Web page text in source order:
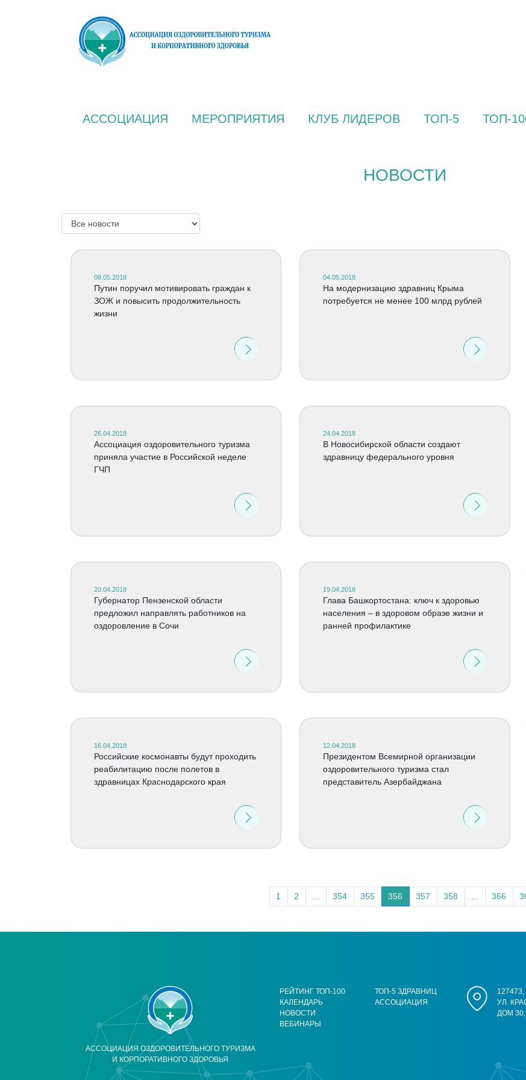
АССОЦИАЦИЯ МЕРОПРИЯТИЯ КЛУБ ЛИДЕРОВ ТОП-5 ТОП-
НОВОСТИ
08.05.2018
Путин поручил мотивировать граждан к
ЗОЖ и повысить продолжительность
жизни
04.05.2018
На модернизацию здравниц Крыма
потребуется не менее 100 млрд рублей
26.04.2018
Ассоциация оздоровительного туризма
приняла участие в Российской неделе
ГЧП
24.04.2018
В Новосибирской области создают
здравницу федерального уровня
20.04.2018
Губернатор Пензенской области
предложил направлять работников на
оздоровление в Сочи
19.04.2018
Глава Башкортостана: ключ к здоровью
населения – в здоровом образе жизни и
ранней профилактике
16.04.2018
Российские космонавты будут проходить
реабилитацию после полетов в
здравницах Краснодарского края
12.04.2018
Президентом Всемирной организации
оздоровительного туризма стал
представитель Азербайджана
1 2 354 355 356 357 358 366
АССОЦИАЦИЯ ОЗДОРОВИТЕЛЬНОГО ТУРИЗМА
И КОРПОРАТИВНОГО ЗДОРОВЬЯ
РЕЙТИНГ ТОП-100
КАЛЕНДАРЬ
НОВОСТИ
ВЕБИНАРЫ
ТОП-5 ЗДРАВНИЦ
АССОЦИАЦИЯ
УЛ.
ДОМ